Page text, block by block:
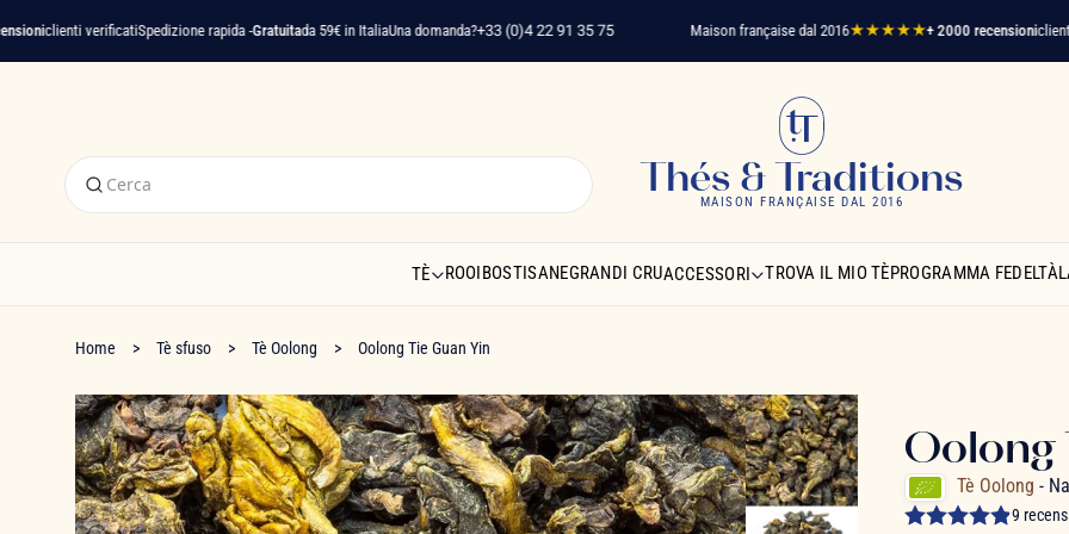
clienti verificatiSpedizione rapida -Gratuitada 59€ in ItaliaUna domanda?+33 (0)4 22 91 35 75 Maison française dal 2016★★★★★+ 2000 recensioniclienti
Thés & Traditions
MAISON FRANÇAISE DAL 2016
TÈ ROOIBOSTISANEGRANDI CRUACCESSORI TROVA IL MIO TÈPROGRAMMA FEDELTÀ
Home Tè sfuso Tè Oolong Oolong Tie Guan Yin
Oolong
Tè Oolong-
9